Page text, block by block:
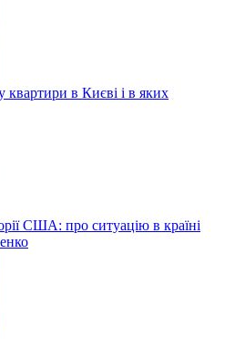
квартири в Києві і в яких
США: про ситуацію в країні